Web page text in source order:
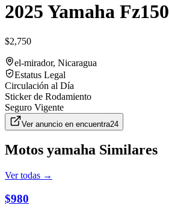
2025 Yamaha Fz150
$2,750
el-mirador, Nicaragua
Estatus Legal
Circulación al Día
Sticker de Rodamiento
Seguro Vigente
Ver anuncio en encuentra24
Motos yamaha Similares
Ver todas →
$980